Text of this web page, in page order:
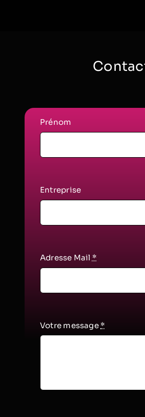
Prénom
Entreprise
Adresse Mail *
Votre message*